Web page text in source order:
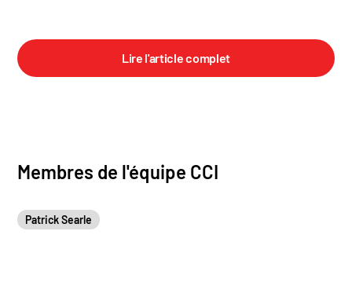
Lire l'article complet
Membres de l'équipe CCI
Patrick Searle